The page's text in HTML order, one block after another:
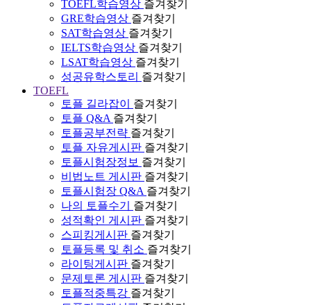
TOEFL학습영상 즐겨찾기
GRE학습영상 즐겨찾기
SAT학습영상 즐겨찾기
IELTS학습영상 즐겨찾기
LSAT학습영상 즐겨찾기
성공유학스토리 즐겨찾기
TOEFL
토플 길라잡이
즐겨찾기
토플 Q&A 즐겨찾기
토플공부전략 즐겨찾기
토플 자유게시판 즐겨찾기
토플시험장정보 즐겨찾기
비법노트 게시판 즐겨찾기
토플시험장 Q&A 즐겨찾기
나의 토플수기
즐겨찾기
성적확인 게시판 즐겨찾기
스피킹게시판 즐겨찾기
토플등록 및 취소 즐겨찾기
라이팅게시판 즐겨찾기
문제토론 게시판 즐겨찾기
토플적중특강 즐겨찾기